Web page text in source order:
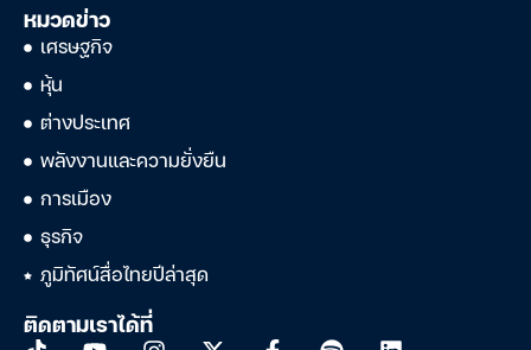
หมวดข่าว
เศรษฐกิจ
หุ้น
ต่างประเทศ
พลังงานและความยั่งยืน
การเมือง
ธุรกิจ
ภูมิทัศน์สื่อไทยปีล่าสุด
ติดตามเราได้ที่